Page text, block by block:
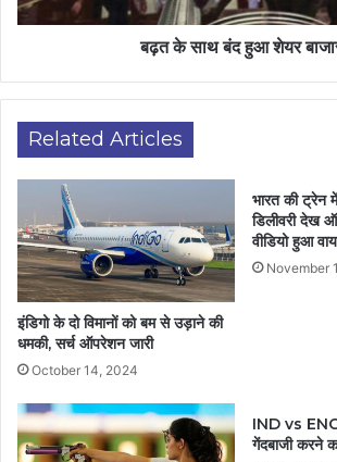
बढ़त के साथ बंद हुआ शेयर
Related Articles
इंडिगो के दो विमानों को बम से उड़ाने की
धमकी, सर्च ऑपरेशन जारी
October 14, 2024
भारत की ट्रेन
डिलीवरी देख
वीडियो हुआ
November
IND vs
गेंदबाजी करने